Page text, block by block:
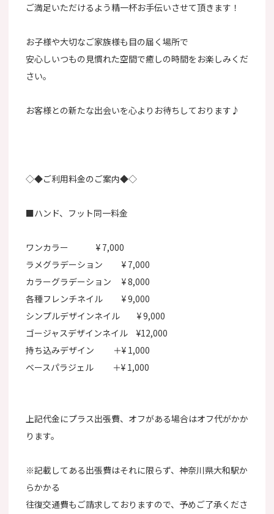
ご満足いただけるよう精一杯お手伝いさせて頂きます！
お子様や大切なご家族様も目の届く場所で
安心しいつもの見慣れた空間で癒しの時間をお楽しみくだ
さい。
お客様との新たな出会いを心よりお待ちしております♪
◇◆ご利用料金のご案内◆◇
■ハンド、フット同一料金
ワンカラー ¥ 7,000
ラメグラデーション ¥ 7,000
カラーグラデーション ¥ 8,000
各種フレンチネイル ¥ 9,000
シンプルデザインネイル ¥ 9,000
ゴージャスデザインネイル ¥12,000
持ち込みデザイン ＋¥ 1,000
ベースパラジェル ＋¥ 1,000
上記代金にプラス出張費、オフがある場合はオフ代がかか
ります。
※記載してある出張費はそれに限らず、神奈川県大和駅か
らかかる
往復交通費もご請求しておりますので、予めご了承くださ